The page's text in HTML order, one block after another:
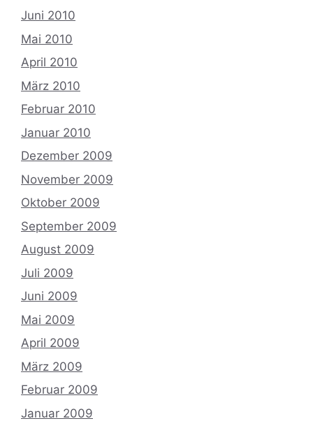
Juni 2010
Mai 2010
April 2010
März 2010
Februar 2010
Januar 2010
Dezember 2009
November 2009
Oktober 2009
September 2009
August 2009
Juli 2009
Juni 2009
Mai 2009
April 2009
März 2009
Februar 2009
Januar 2009